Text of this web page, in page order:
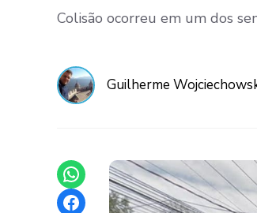
Colisão ocorreu em um dos
Guilherme
Share on WhatsApp
Share on Facebook